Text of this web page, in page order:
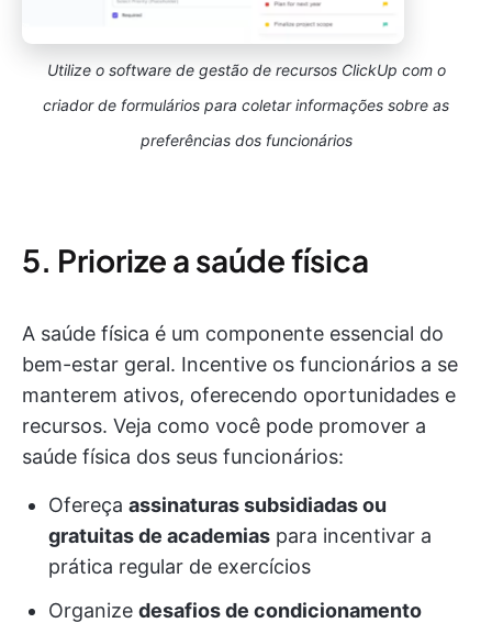
Utilize o software de gestão de recursos ClickUp com o
criador de formulários para coletar informações sobre as
preferências dos funcionários
5. Priorize a saúde física
A saúde física é um componente essencial do
bem-estar geral. Incentive os funcionários a se
manterem ativos, oferecendo oportunidades e
recursos. Veja como você pode promover a
saúde física dos seus funcionários:
Ofereça assinaturas subsidiadas ou
gratuitas de academias para incentivar a
prática regular de exercícios
Organize desafios de condicionamento